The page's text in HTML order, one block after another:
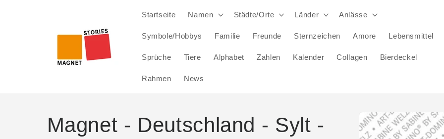
Startseite Namen Städte/Orte Länder Anlässe
Symbole/Hobbys Familie Freunde Sternzeichen Amore Lebensmittel
Sprüche Tiere Alphabet Zahlen Kalender Collagen Bierdeckel
Rahmen News
Produktinformationen
springen
Magnet - Deutschland - Sylt -